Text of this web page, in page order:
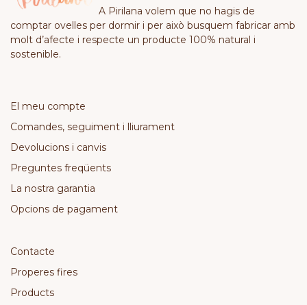
A Pirilana volem que no hagis de
comptar ovelles per dormir i per això busquem fabricar amb
molt d’afecte i respecte un producte 100% natural i
sostenible.
El meu compte
Comandes, seguiment i lliurament
Devolucions i canvis
Preguntes freqüents
La nostra garantia
Opcions de pagament
Contacte
Properes fires
Products